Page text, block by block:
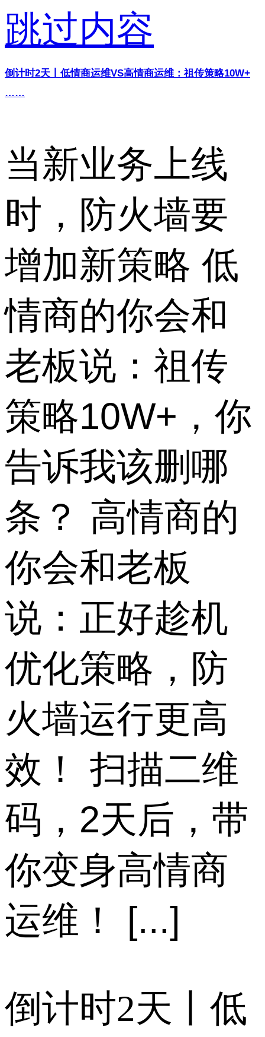
跳过内容
倒计时2天丨低情商运维VS高情商运维：祖传策略10W+
……
当新业务上线
时，防火墙要
增加新策略 低
情商的你会和
老板说：祖传
策略10W+，你
告诉我该删哪
条？ 高情商的
你会和老板
说：正好趁机
优化策略，防
火墙运行更高
效！ 扫描二维
码，2天后，带
你变身高情商
运维！ [...]
倒计时2天丨低